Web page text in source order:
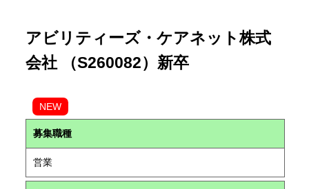
アビリティーズ・ケアネット株式
会社 （S260082）新卒
NEW
募集職種
営業